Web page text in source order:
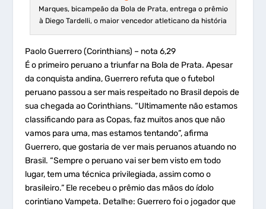
Marques, bicampeão da Bola de Prata, entrega o prêmio
à Diego Tardelli, o maior vencedor atleticano da história
Paolo Guerrero (Corinthians) – nota 6,29
É o primeiro peruano a triunfar na Bola de Prata. Apesar
da conquista andina, Guerrero refuta que o futebol
peruano passou a ser mais respeitado no Brasil depois de
sua chegada ao Corinthians. “Ultimamente não estamos
classificando para as Copas, faz muitos anos que não
vamos para uma, mas estamos tentando”, afirma
Guerrero, que gostaria de ver mais peruanos atuando no
Brasil. “Sempre o peruano vai ser bem visto em todo
lugar, tem uma técnica privilegiada, assim como o
brasileiro.” Ele recebeu o prêmio das mãos do ídolo
corintiano Vampeta. Detalhe: Guerrero foi o jogador que